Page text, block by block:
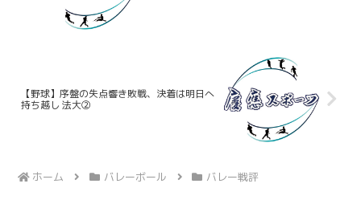
【野球】序盤の失点響き敗戦、決着は明日へ
持ち越し 法大②
ホーム バレーボール バレー戦評